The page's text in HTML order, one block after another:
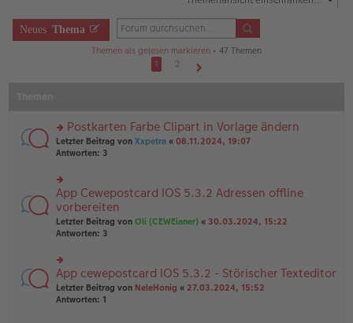
Neues Thema
Themen als gelesen markieren • 47 Themen
1
2
rs
te
u
n
g
el
es
e
er
B
ei
tr
a
Postkarten Farbe Clipart in Vorlage ändern
Letzter Beitrag von Xxpetra « 08.11.2024, 19:07
Antworten: 3
rs
te
r
u
n
el
es
e
n
App Cewepostcard IOS 5.3.2 Adressen offline
vorbereiten
Letzter Beitrag von Oli (CEWEianer) « 30.03.2024, 15:22
Antworten: 3
rs
te
r
App cewepostcard IOS 5.3.2 - Störischer Texteditor
Letzter Beitrag von NeleHonig « 27.03.2024, 15:52
Antworten: 1